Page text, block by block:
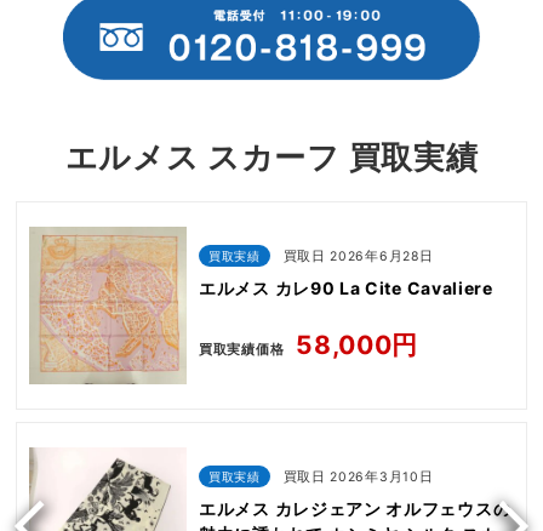
エルメス スカーフ 買取実績
買取実績 買取日 2026年6月28日
エルメス カレ90 La Cite Cavaliere
買取実績価格 58,000円
買取実績 買取日 2026年3月10日
エルメス カレジェアン オルフェウスの